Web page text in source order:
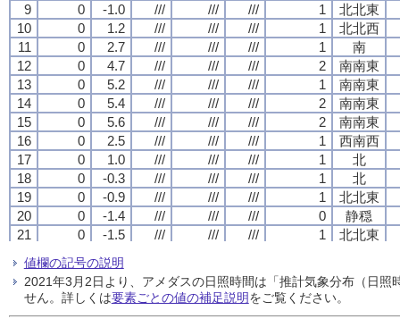
9
0 -1.0 /// /// /// 1
北北東
10
0 1.2 /// /// /// 1
北北西
11
0 2.7 /// /// /// 1
南
12
0 4.7 /// /// /// 2
南南東
13
0 5.2 /// /// /// 1
南南東
14
0 5.4 /// /// /// 2
南南東
15
0 5.6 /// /// /// 2
南南東
16
0 2.5 /// /// /// 1
西南西
17
0 1.0 /// /// /// 1
北
18
0 -0.3 /// /// /// 1
北
19
0 -0.9 /// /// /// 1
北北東
20
0 -1.4 /// /// /// 0
静穏
21
0 -1.5 /// /// /// 1
北北東
23
0 -2.3
24
0 -2.4 /// /// /// 1 北北東
9
0 -1.0 /// /// /// 1
北北東
10
0 1.2 /// /// /// 1
北北西
11
0 2.7 /// /// /// 1
南
12
0 4.7 /// /// /// 2
南南東
13
0 5.2 /// /// /// 1
南南東
14
0 5.4 /// /// /// 2
南南東
15
0 5.6 /// /// /// 2
南南東
16
0 2.5 /// /// /// 1
西南西
17
0 1.0 /// /// /// 1
北
18
0 -0.3 /// /// /// 1
北
19
0 -0.9 /// /// /// 1
北北東
20
0 -1.4 /// /// /// 0
静穏
21
0 -1.5 /// /// /// 1
北北東
23
0 -2.3
24
0 -2.4 /// /// /// 1 北北東
9
0 -1.0 /// /// /// 1
北北東
10
0 1.2 /// /// /// 1
北北西
11
0 2.7 /// /// /// 1
南
12
0 4.7 /// /// /// 2
南南東
13
0 5.2 /// /// /// 1
南南東
14
0 5.4 /// /// /// 2
南南東
15
0 5.6 /// /// /// 2
南南東
16
0 2.5 /// /// /// 1
西南西
17
0 1.0 /// /// /// 1
北
18
0 -0.3 /// /// /// 1
北
19
0 -0.9 /// /// /// 1
北北東
20
0 -1.4 /// /// /// 0
静穏
21
0 -1.5 /// /// /// 1
北北東
23
0 -2.3
24
0 -2.4 /// /// /// 1 北北東
9
0 -1.0 /// /// /// 1
北北東
10
0 1.2 /// /// /// 1
北北西
11
0 2.7 /// /// /// 1
南
12
0 4.7 /// /// /// 2
南南東
13
0 5.2 /// /// /// 1
南南東
14
0 5.4 /// /// /// 2
南南東
15
0 5.6 /// /// /// 2
南南東
16
0 2.5 /// /// /// 1
西南西
17
0 1.0 /// /// /// 1
北
18
0 -0.3 /// /// /// 1
北
19
0 -0.9 /// /// /// 1
北北東
20
0 -1.4 /// /// /// 0
静穏
21
0 -1.5 /// /// /// 1
北北東
23
0 -2.3
24
0 -2.4 /// /// /// 1 北北東
値欄の記号の説明
2021年3月2日より、アメダスの日照時間は「推計気象分布（日
せん。詳しくは要素ごとの値の補足説明をご覧ください。